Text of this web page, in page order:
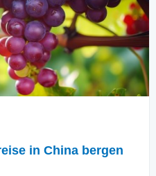
in China bergen